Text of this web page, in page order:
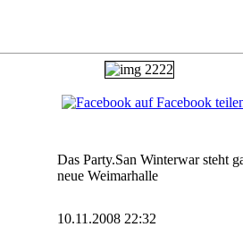
auf Facebook
Das Party.San Winterwar steht
neue Weimarhalle
10.11.2008 22:32